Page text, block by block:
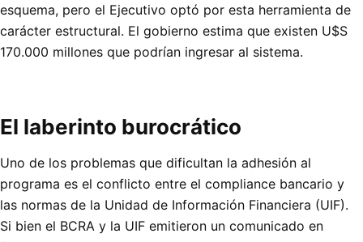
esquema, pero el Ejecutivo optó por esta herramienta de
carácter estructural. El gobierno estima que existen U$S
170.000 millones que podrían ingresar al sistema.
El laberinto burocrático
Uno de los problemas que dificultan la adhesión al
programa es el conflicto entre el compliance bancario y
las normas de la Unidad de Información Financiera (UIF).
Si bien el BCRA y la UIF emitieron un comunicado en